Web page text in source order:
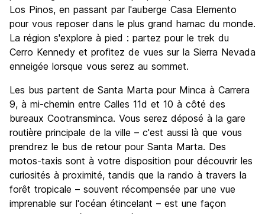
Los Pinos, en passant par l'auberge Casa Elemento
pour vous reposer dans le plus grand hamac du monde.
La région s'explore à pied : partez pour le trek du
Cerro Kennedy et profitez de vues sur la Sierra Nevada
enneigée lorsque vous serez au sommet.
Les bus partent de Santa Marta pour Minca à Carrera
9, à mi-chemin entre Calles 11d et 10 à côté des
bureaux Cootransminca. Vous serez déposé à la gare
routière principale de la ville – c'est aussi là que vous
prendrez le bus de retour pour Santa Marta. Des
motos-taxis sont à votre disposition pour découvrir les
curiosités à proximité, tandis que la rando à travers la
forêt tropicale – souvent récompensée par une vue
imprenable sur l'océan étincelant – est une façon